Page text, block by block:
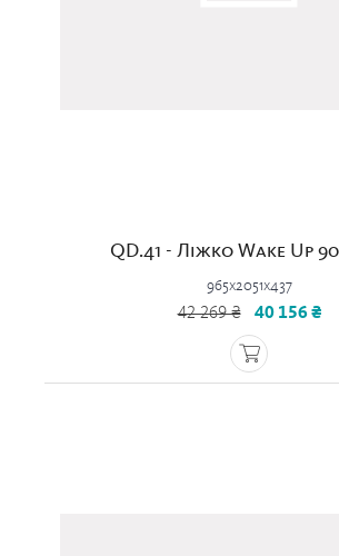
QD.41 - Ліжко Wake Up
965x2051x437
42 269 ₴ 40 156 ₴